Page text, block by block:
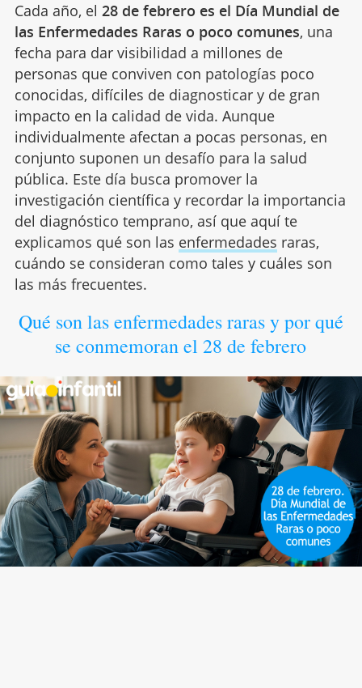
Cada año, el 28 de febrero es el Día Mundial de
las Enfermedades Raras o poco comunes, una
fecha para dar visibilidad a millones de
personas que conviven con patologías poco
conocidas, difíciles de diagnosticar y de gran
impacto en la calidad de vida. Aunque
individualmente afectan a pocas personas, en
conjunto suponen un desafío para la salud
pública. Este día busca promover la
investigación científica y recordar la importancia
del diagnóstico temprano, así que aquí te
explicamos qué son las enfermedades raras,
cuándo se consideran como tales y cuáles son
las más frecuentes.
Qué son las enfermedades raras y por qué
se conmemoran el 28 de febrero